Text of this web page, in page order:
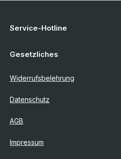
Service-Hotline
Gesetzliches
Widerrufsbelehrung
Datenschutz
AGB
Impressum